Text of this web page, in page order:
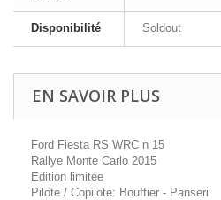
Disponibilité Soldout
EN SAVOIR PLUS
Ford Fiesta RS WRC n 15
Rallye Monte Carlo 2015
Edition limitée
Pilote / Copilote: Bouffier - Panseri